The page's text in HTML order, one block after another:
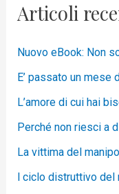
Articoli
Nuovo eBook: Non
E’ passato un mese
L’amore di cui hai
Perché non riesci a
La vittima del
l ciclo distruttivo del